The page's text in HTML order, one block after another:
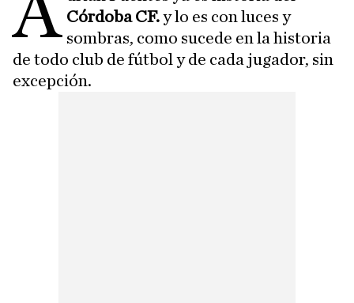
A Córdoba CF.y lo es con luces y
sombras, como sucede en la historia
de todo club de fútbol y de cada jugador, sin
excepción.